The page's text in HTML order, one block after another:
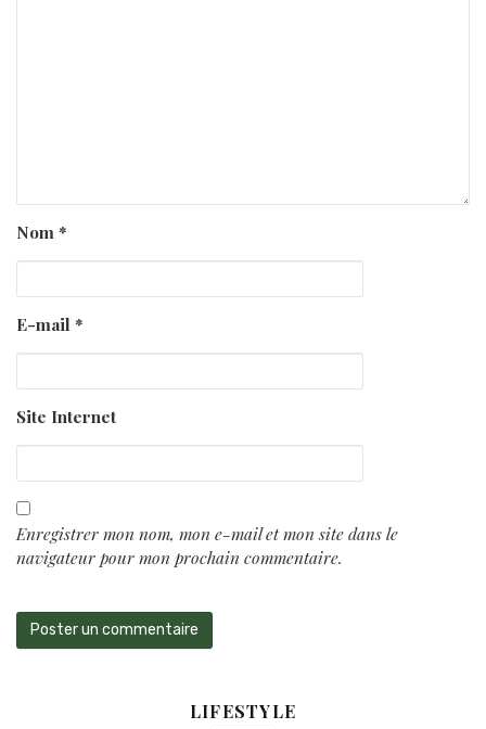
Nom*
E-mail *
Site Internet
Enregistrer mon nom, mon e-mail et mon site dans le
navigateur pour mon prochain commentaire.
LIFESTYLE